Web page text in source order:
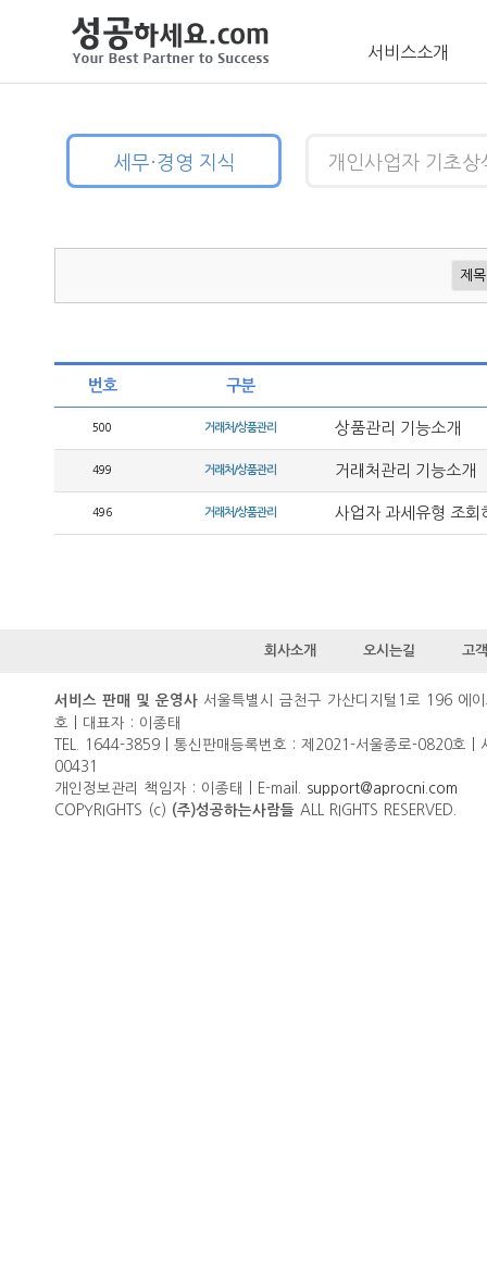
서비스소개
세무·경영 지식 개인사업자 기초상
번호 구분
500 거래처/상품관리 상품관리 기능소개
499 거래처/상품관리 거래처관리 기능소개
496 거래처/상품관리 사업자 과세유형 조회
회사소개 오시는길 고
서비스 판매 및 운영사 서울특별시 금천구 가산디지털1로 196 에
호 | 대표자 : 이종태
TEL. 1644-3859 | 통신판매등록번호 : 제2021-서울종로-0820호 |
00431
개인정보관리 책임자 : 이종태 | E-mail. support@aprocni.com
COPYRIGHTS (c) (주)성공하는사람들 ALL RIGHTS RESERVED.